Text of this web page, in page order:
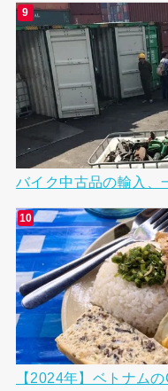
バイク中古品の輸入、
【2024年】ベトナム